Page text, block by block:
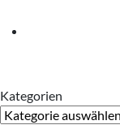
Kategorien
Kategorien